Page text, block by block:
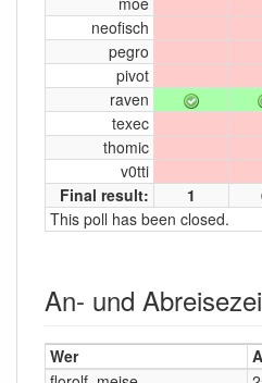
neofisch
pegro
pivot
raven
texec
thomic
v0tti
Final result:
1
This poll has been closed.
An- und
Wer